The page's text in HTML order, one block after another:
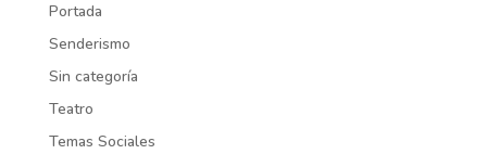
Portada
Senderismo
Sin categoría
Teatro
Temas Sociales